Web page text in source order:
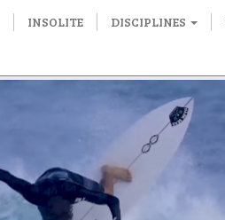
INSOLITE DISCIPLINES